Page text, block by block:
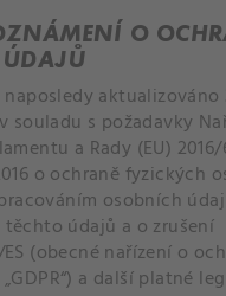
O
aktualizováno
souladu s požadavky
a Rady (EU) 2016/
o ochraně fyzických
osobních
údajů a o zrušení
(obecné nařízení o
a další platné